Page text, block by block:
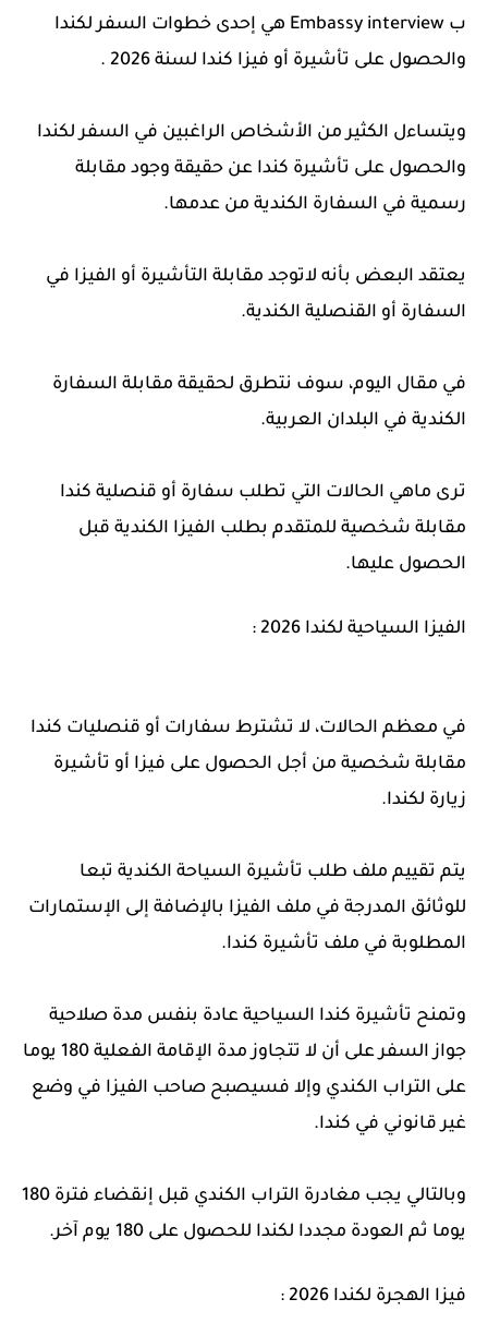
ب Embassy interview هي إحدى خطوات السفر لكندا
والحصول على تأشيرة أو فيزا كندا لسنة 2026 .
ويتساءل الكثير من الأشخاص الراغبين في السفر لكندا
والحصول على تأشيرة كندا عن حقيقة وجود مقابلة
رسمية في السفارة الكندية من عدمها.
يعتقد البعض بأنه لاتوجد مقابلة التأشيرة أو الفيزا في
السفارة أو القنصلية الكندية.
في مقال اليوم، سوف نتطرق لحقيقة مقابلة السفارة
الكندية في البلدان العربية.
ترى ماهي الحالات التي تطلب سفارة أو قنصلية كندا
مقابلة شخصية للمتقدم بطلب الفيزا الكندية قبل
الحصول عليها.
الفيزا السياحية لكندا 2026 :
في معظم الحالات، لا تشترط سفارات أو قنصليات كندا
مقابلة شخصية من أجل الحصول على فيزا أو تأشيرة
زيارة لكندا.
يتم تقييم ملف طلب تأشيرة السياحة الكندية تبعا
للوثائق المدرجة في ملف الفيزا بالإضافة إلى الإستمارات
المطلوبة في ملف تأشيرة كندا.
وتمنح تأشيرة كندا السياحية عادة بنفس مدة صلاحية
جواز السفر على أن لا تتجاوز مدة الإقامة الفعلية 180 يوما
على التراب الكندي وإلا فسيصبح صاحب الفيزا في وضع
غير قانوني في كندا.
وبالتالي يجب مغادرة التراب الكندي قبل إنقضاء فترة 180
يوما ثم العودة مجددا لكندا للحصول على 180 يوم آخر.
فيزا الهجرة لكندا 2026 :